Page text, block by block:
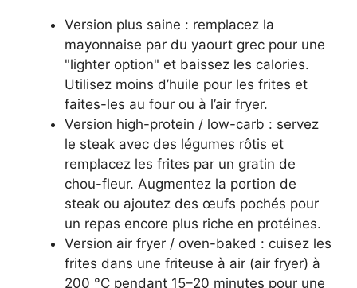
Version plus saine : remplacez la
mayonnaise par du yaourt grec pour une
"lighter option" et baissez les calories.
Utilisez moins d’huile pour les frites et
faites-les au four ou à l’air fryer.
Version high-protein / low-carb : servez
le steak avec des légumes rôtis et
remplacez les frites par un gratin de
chou-fleur. Augmentez la portion de
steak ou ajoutez des œufs pochés pour
un repas encore plus riche en protéines.
Version air fryer / oven-baked : cuisez les
frites dans une friteuse à air (air fryer) à
200 °C pendant 15–20 minutes pour une